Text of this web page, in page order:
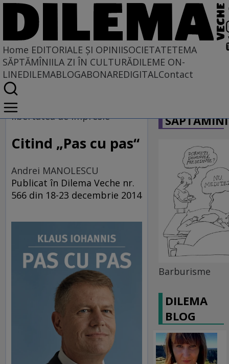
Home EDITORIALE ȘI OPINIISOCIETATETEMA
SĂPTĂMÎNIILA ZI ÎN CULTURĂDILEME ON-
LINEDILEMABLOGABONAREDIGITALContact
Home
EDITORIALE ȘI OPINII
libertatea de impresie
Citind „Pas cu pas“
Andrei MANOLESCU
Publicat în Dilema Veche nr.
566 din 18-23 decembrie 2014
Barburisme
DILEMA
BLOG